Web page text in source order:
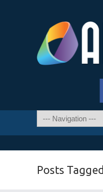
Posts Tagged